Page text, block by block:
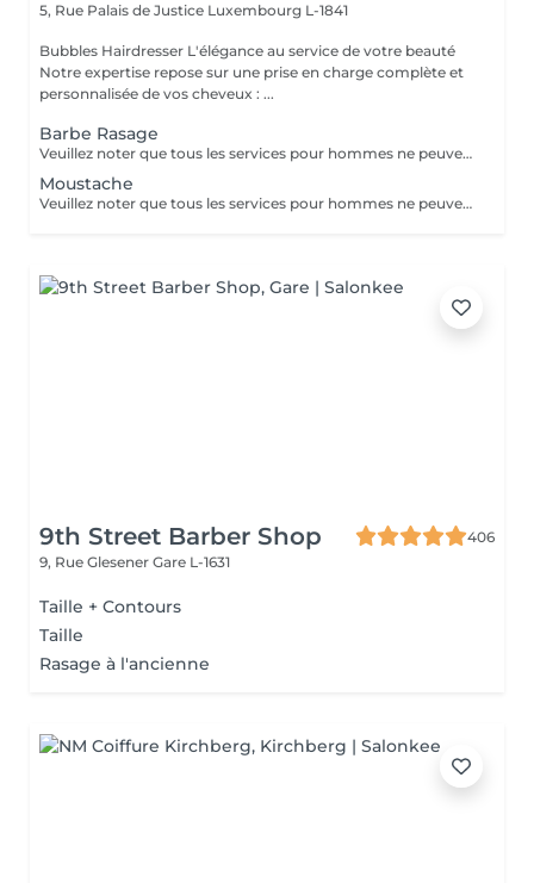
5, Rue Palais de Justice Luxembourg L-1841
Bubbles Hairdresser L'élégance au service de votre beauté
Notre expertise repose sur une prise en charge complète et
personnalisée de vos cheveux : ...
Barbe Rasage
Veuillez noter que tous les services pour hommes ne peuvent PAS être réservés en ligne. Merci d'appeler ou de passer pour réserver ces derniers. Quiconque ne respecte pas cela et réserve un service pour femme à la place ou utilise le compte d'une femme pour bloquer du temps pour le service d'un homme sera bloqué de toutes les réservations futures.
Moustache
Veuillez noter que tous les services pour hommes ne peuvent PAS être réservés en ligne. Merci d'appeler ou de passer pour réserver ces derniers. Quiconque ne respecte pas cela et réserve un service pour femme à la place ou utilise le compte d'une femme pour bloquer du temps pour le service d'un homme sera bloqué de toutes les réservations futures.
9th Street Barber Shop
406
9, Rue Glesener Gare L-1631
Taille + Contours
Taille
Rasage à l'ancienne